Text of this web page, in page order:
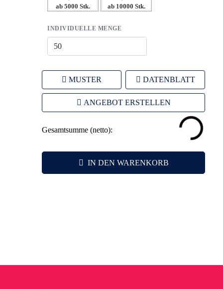
ab 5000 Stk. ab 10000 Stk.
INDIVIDUELLE MENGE
MUSTER DATENBLATT
ANGEBOT ERSTELLEN
Gesamtsumme (netto):
IN DEN WARENKORB